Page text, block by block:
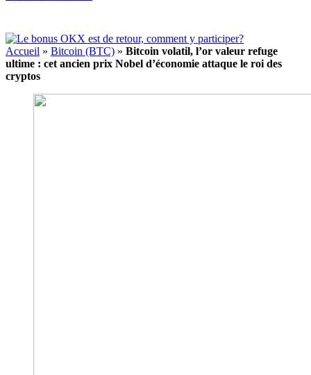
Accueil » Bitcoin (BTC) » Bitcoin volatil, l’or valeur refuge
ultime : cet ancien prix Nobel d’économie attaque le roi des
cryptos